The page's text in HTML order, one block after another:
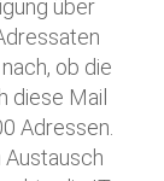
über
ob die
diese Mail
Adressen.